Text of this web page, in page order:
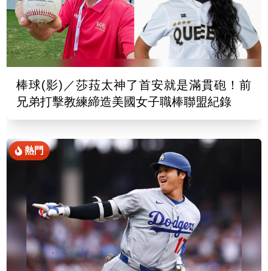
棒球(影)／莎菈太神了首安就是滿貫砲！前
兄弟打擊教練締造美國女子職棒聯盟紀錄
熱門